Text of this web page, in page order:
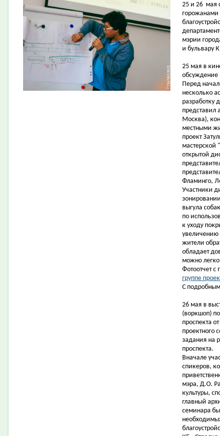
25 и 26 мая
горожанами
мэрии
и бульвару
25 мая в
обсуждение
Перед
несколько
разработку
представил
Москва),
местными
проект
мастерской
открытой
Фламинго,
Участники
выгула
по
к уходу
увеличению
жители
обладает
можно
Фотоотчет
группе
С
26 мая в
(воркшоп)
проспекта
проектного
задания на
проспекта.
Вначале
спикеров,
мэра, Д.О.
культуры,
главный
семинара